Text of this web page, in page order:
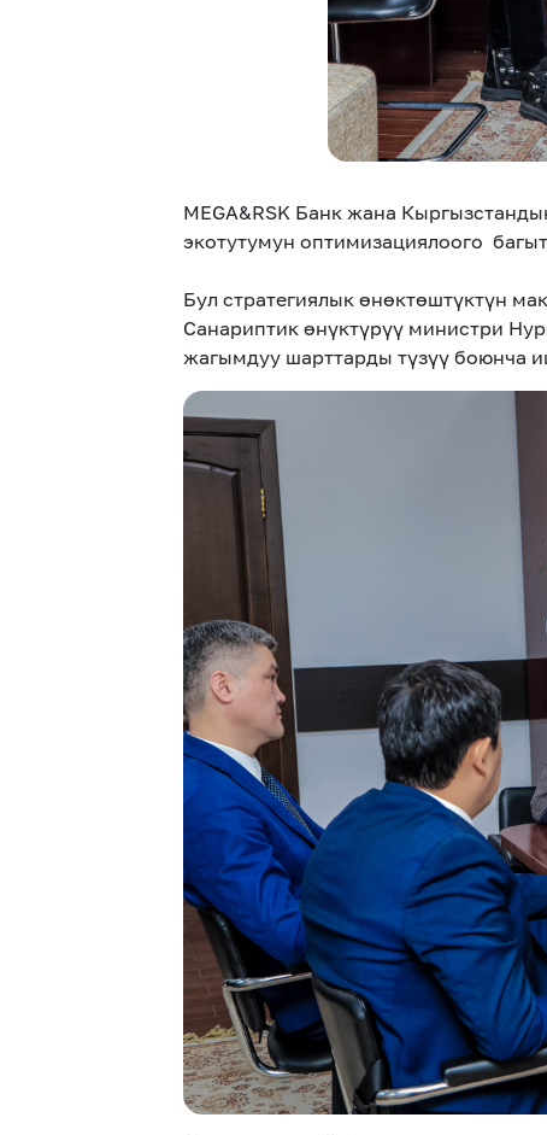
MEGA&RSK Банк жана
экотутумун оптимизациялоого
Бул стратегиялык өнөктөштүктүн
Санариптик өнүктүрүү министри
жагымдуу шарттарды түзүү боюнча